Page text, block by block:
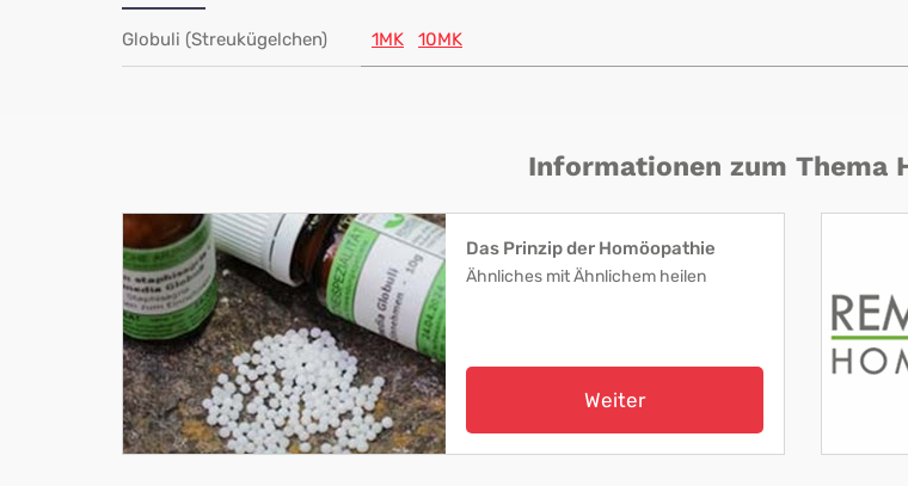
Globuli (Streukügelchen) 1MK 10MK
Informationen zum Thema
Das Prinzip der Homöopathie
Ähnliches mit Ähnlichem heilen
Weiter